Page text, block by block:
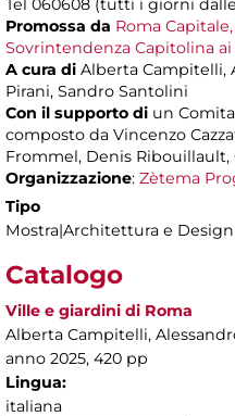
Tel 060608 (tutti i giorni
Promossa da Roma
Sovrintendenza Capitolina
A cura di Alberta Campitelli,
Pirani, Sandro Santolini
Con il supporto di un
composto da Vincenzo
Frommel, Denis Ribouillault,
Organizzazione: Zètema
Tipo
Mostra|Architettura e Design
Catalogo
Ville e giardini di Roma
Alberta Campitelli,
anno 2025, 420 pp
Lingua:
italiana